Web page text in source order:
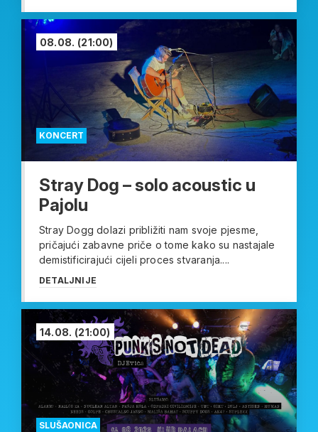
KONCERT
08.08. (21:00)
Stray Dog – solo acoustic u
Pajolu
Stray Dogg dolazi približiti nam svoje pjesme,
pričajući zabavne priče o tome kako su nastajale
demistificirajući cijeli proces stvaranja....
DETALJNIJE
SLUŠAONICA
14.08. (21:00)